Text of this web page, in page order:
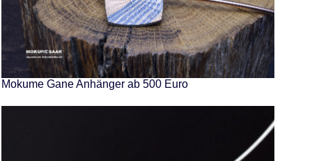
Mokume Gane Anhänger ab 500 Euro